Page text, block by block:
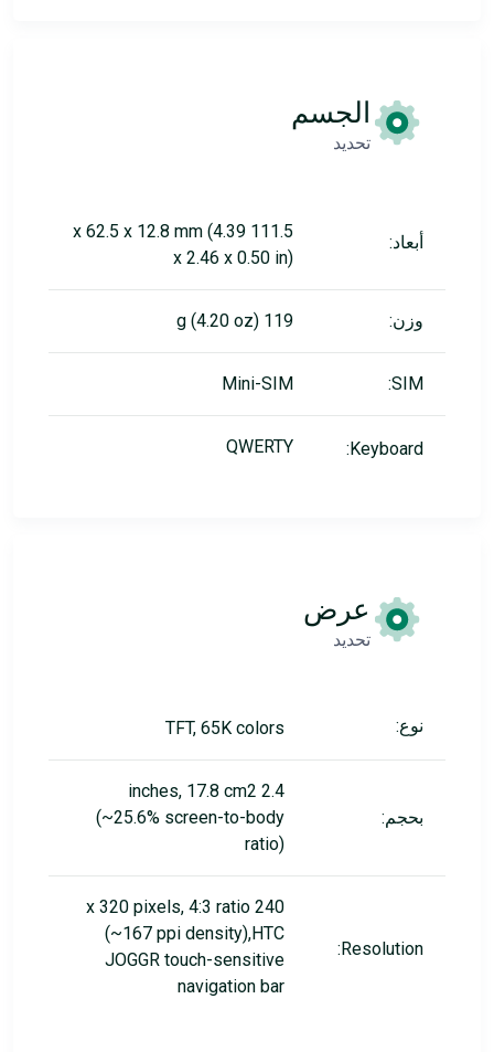
الجسم
تحديد
أبعاد:
111.5 x 62.5 x 12.8 mm (4.39
x 2.46 x 0.50 in)
وزن: 119 g (4.20 oz)
SIM:
Mini-SIM
Keyboard:
QWERTY
عرض
تحديد
نوع: TFT, 65K colors
بحجم:
2.4 inches, 17.8 cm2
(~25.6% screen-to-body
ratio)
Resolution:
240 x 320 pixels, 4:3 ratio
(~167 ppi density),HTC
JOGGR touch-sensitive
navigation bar